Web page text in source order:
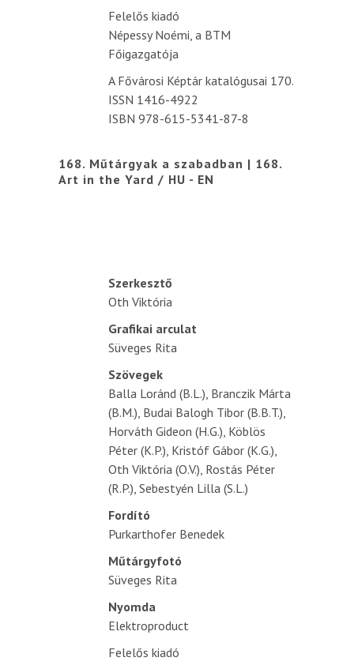
Felelős kiadó
Népessy Noémi, a BTM
Főigazgatója
A Fővárosi Képtár katalógusai 170.
ISSN 1416-4922
ISBN 978-615-5341-87-8
168. Műtárgyak a szabadban | 168.
Art in the Yard / HU - EN
Szerkesztő
Oth Viktória
Grafikai arculat
Süveges Rita
Szövegek
Balla Loránd (B.L.), Branczik Márta
(B.M.), Budai Balogh Tibor (B.B.T.),
Horváth Gideon (H.G.), Köblös
Péter (K.P.), Kristóf Gábor (K.G.),
Oth Viktória (O.V.), Rostás Péter
(R.P.), Sebestyén Lilla (S.L.)
Fordító
Purkarthofer Benedek
Műtárgyfotó
Süveges Rita
Nyomda
Elektroproduct
Felelős kiadó